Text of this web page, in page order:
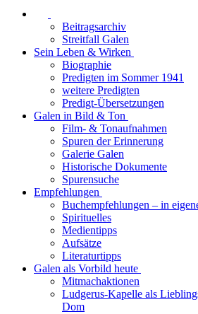
Beitragsarchiv
Streitfall Galen
Sein Leben & Wirken
Biographie
Predigten im Sommer 1941
weitere Predigten
Predigt-Übersetzungen
Galen in Bild & Ton
Film- & Tonaufnahmen
Spuren der Erinnerung
Galerie Galen
Historische Dokumente
Spurensuche
Empfehlungen
Buchempfehlungen – in
Spirituelles
Medientipps
Aufsätze
Literaturtipps
Galen als Vorbild heute
Mitmachaktionen
Ludgerus-Kapelle als
Dom